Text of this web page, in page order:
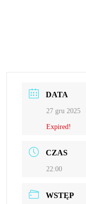
DATA
27 gru 2025
Expired!
CZAS
22:00
WSTĘP